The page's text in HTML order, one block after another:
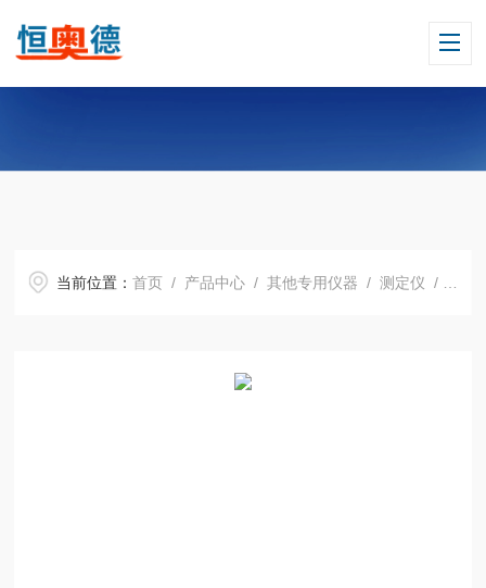
当前位置：首页 / 产品中心 /其他专用仪器 /测定仪 / HAD-NJ6凝胶强度测试仪